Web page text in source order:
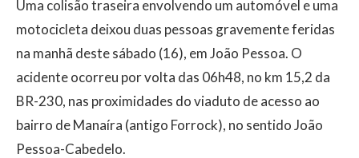
Uma colisão traseira envolvendo um automóvel e uma
motocicleta deixou duas pessoas gravemente feridas
na manhã deste sábado (16), em João Pessoa. O
acidente ocorreu por volta das 06h48, no km 15,2 da
BR-230, nas proximidades do viaduto de acesso ao
bairro de Manaíra (antigo Forrock), no sentido João
Pessoa-Cabedelo.